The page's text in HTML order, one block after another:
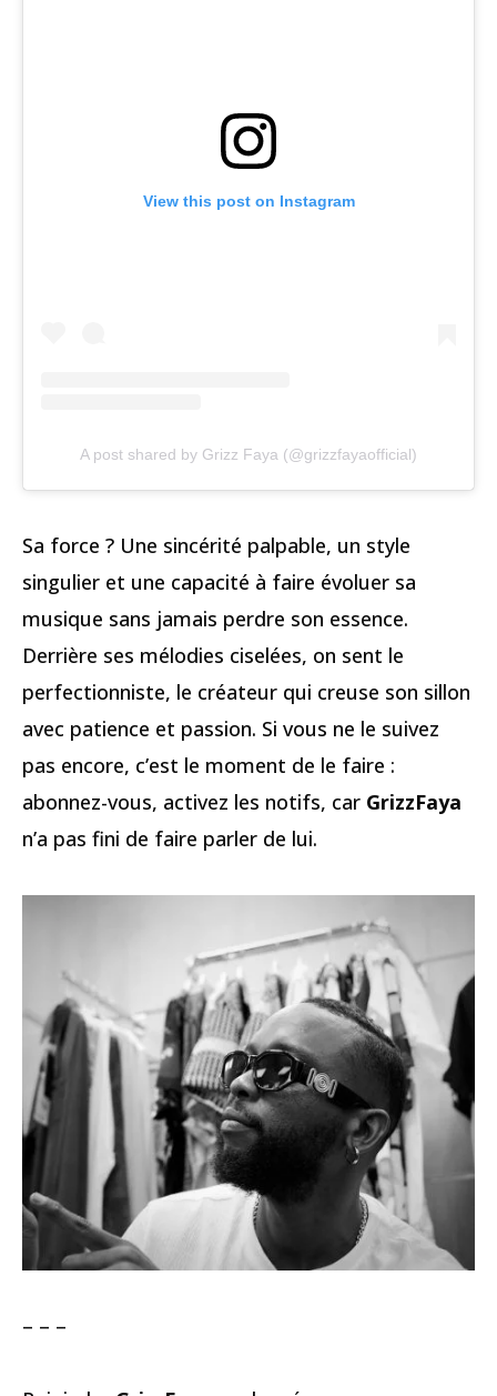
View this post on Instagram
A post shared by Grizz Faya (@grizzfayaofficial)
Sa force ? Une sincérité palpable, un style
singulier et une capacité à faire évoluer sa
musique sans jamais perdre son essence.
Derrière ses mélodies ciselées, on sent le
perfectionniste, le créateur qui creuse son sillon
avec patience et passion. Si vous ne le suivez
pas encore, c’est le moment de le faire :
abonnez-vous, activez les notifs, car GrizzFaya
n’a pas fini de faire parler de lui.
– – –